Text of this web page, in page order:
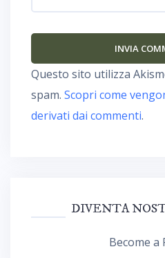
Questo sito utilizza
spam. Scopri come
derivati dai commenti.
DIVENTA
Become a